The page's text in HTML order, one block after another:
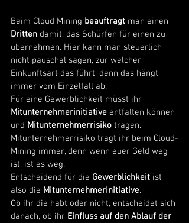
Beim Cloud Mining beauftragt man einen
Dritten damit, das Schürfen für einen zu
übernehmen. Hier kann man steuerlich
nicht pauschal sagen, zur welcher
Einkunftsart das führt, denn das hängt
immer vom Einzelfall ab.
Für eine Gewerblichkeit müsst ihr
Mitunternehmerinitiative entfalten können
und Mitunternehmerrisiko tragen.
Mitunternehmerrisiko tragt ihr beim Cloud-
Mining immer, denn wenn euer Geld weg
ist, ist es weg.
Entscheidend für die Gewerblichkeit ist
also die Mitunternehmerinitiative.
Ob ihr die habt oder nicht, entscheidet sich
danach, ob ihr Einfluss auf den Ablauf der